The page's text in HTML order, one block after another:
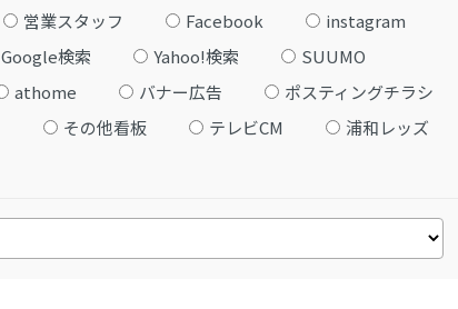
営業スタッフ Facebook
instagram
Google検索 Yahoo!検索
SUUMO
athome バナー広告
ポスティングチラシ
その他看板 テレビCM
浦和レッズ